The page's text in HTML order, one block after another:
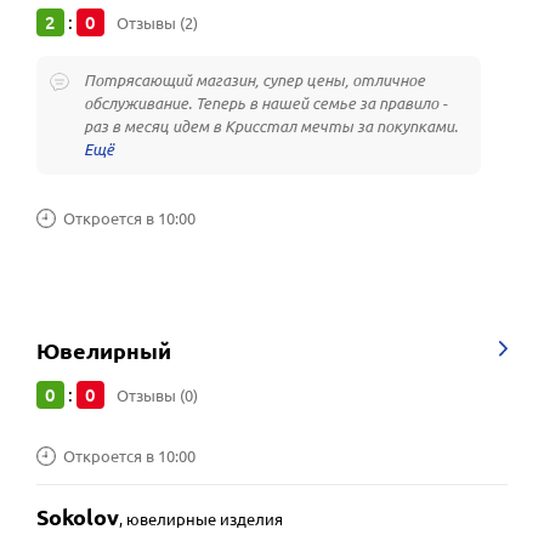
2 : 0 Отзывы (2)
Потрясающий магазин, супер цены, отличное
обслуживание. Теперь в нашей семье за правило -
раз в месяц идем в Крисстал мечты за покупками.
Откроется в 10:00
Ювелирный
0 : 0 Отзывы (0)
Откроется в 10:00
Sokolov, ювелирные изделия